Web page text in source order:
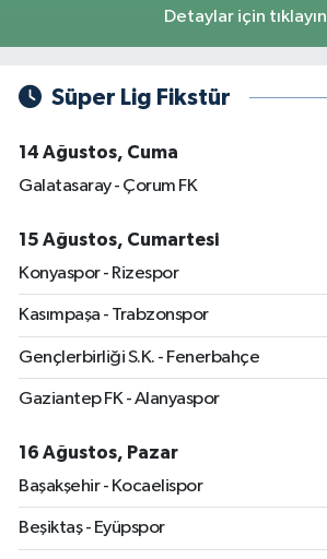
Detaylar için tıklayın
Süper Lig Fikstür
14 Ağustos, Cuma
Galatasaray - Çorum FK
15 Ağustos, Cumartesi
Konyaspor - Rizespor
Kasımpaşa - Trabzonspor
Gençlerbirliği S.K. - Fenerbahçe
Gaziantep FK - Alanyaspor
16 Ağustos, Pazar
Başakşehir - Kocaelispor
Beşiktaş - Eyüpspor